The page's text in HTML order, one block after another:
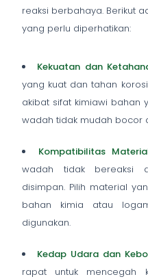
reaksi berbahaya. Berikut
yang perlu diperhatikan:
Kekuatan dan
yang kuat dan tahan
akibat sifat kimiawi bahan
wadah tidak mudah bocor
Kompatibilitas
wadah tidak bereaksi
disimpan. Pilih material
bahan kimia atau
digunakan.
Kedap Udara dan
rapat untuk mencegah